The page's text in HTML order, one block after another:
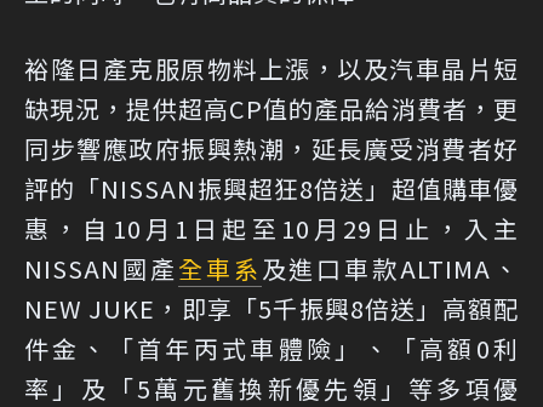
裕隆日產克服原物料上漲，以及汽車晶片短
缺現況，提供超高CP值的產品給消費者，更
同步響應政府振興熱潮，延長廣受消費者好
評的「NISSAN振興超狂8倍送」超值購車優
惠，自10月1日起至10月29日止，入主
NISSAN國產全車系及進口車款ALTIMA、
NEW JUKE，即享「5千振興8倍送」高額配
件金、「首年丙式車體險」、「高額0利
率」及「5萬元舊換新優先領」等多項優